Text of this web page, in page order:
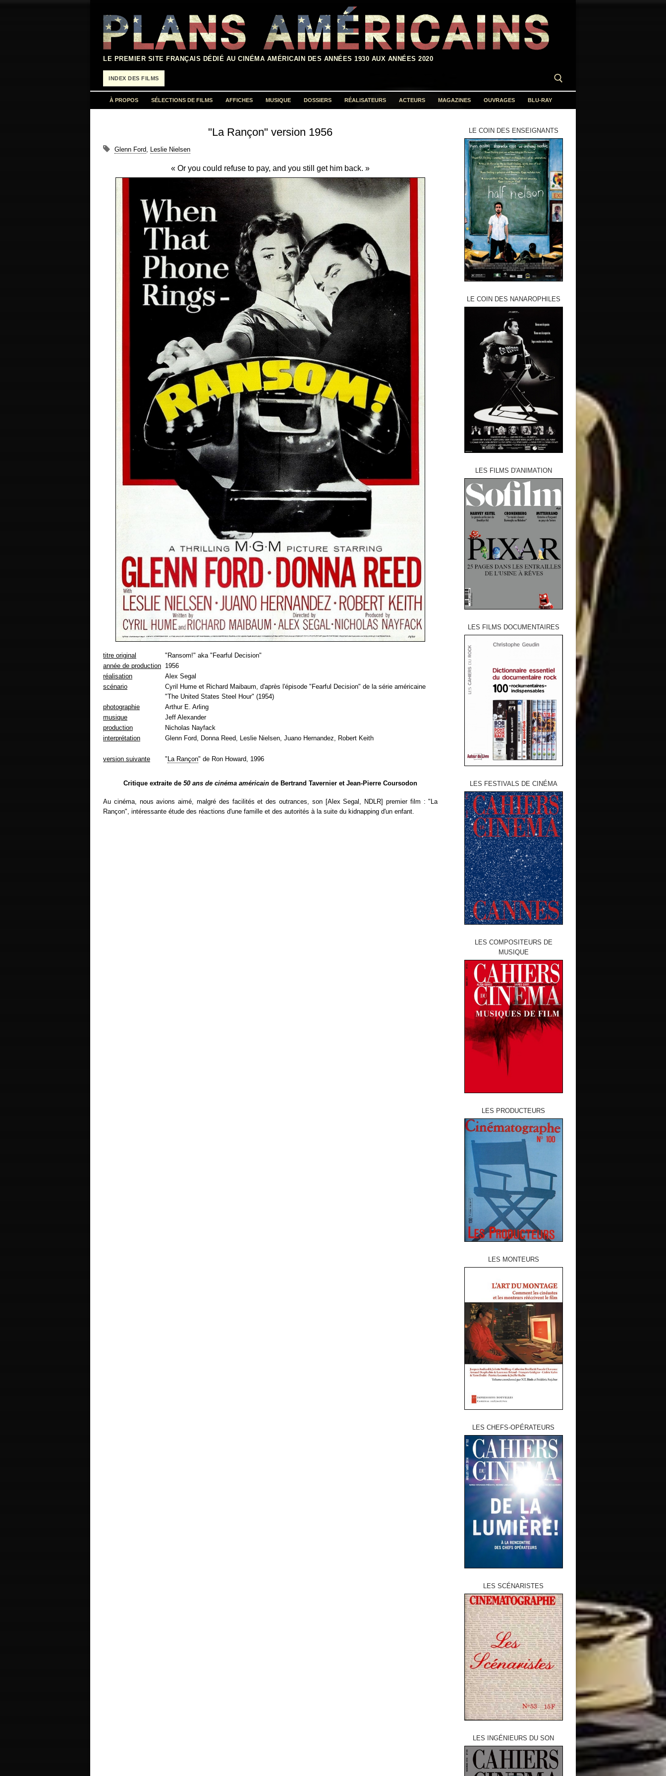
contenu
LE PREMIER SITE FRANÇAIS DÉDIÉ AU CINÉMA AMÉRICAIN DES ANNÉES 1930 AUX ANNÉES 2020
INDEX DES FILMS
À PROPOS SÉLECTIONS DE FILMS AFFICHES MUSIQUE DOSSIERS RÉALISATEURS ACTEURS MAGAZINES OUVRAGES BLU-RAY
"La Rançon" version 1956
Glenn Ford, Leslie Nielsen
« Or you could refuse to pay, and you still get him back. »
titre original
"Ransom!" aka "Fearful Decision"
année de production 1956
réalisation
Alex Segal
scénario
Cyril Hume et Richard Maibaum, d'après l'épisode "Fearful Decision" de la série américaine
"The United States Steel Hour" (1954)
photographie
Arthur E. Arling
musique
Jeff Alexander
production
Nicholas Nayfack
interprétation
Glenn Ford, Donna Reed, Leslie Nielsen, Juano Hernandez, Robert Keith
version suivante " La Rançon" de Ron Howard, 1996
Critique extraite de50 ans de cinéma américain de Bertrand Tavernier et Jean-Pierre Coursodon
Au cinéma, nous avions aimé, malgré des facilités et des outrances, son [Alex Segal, NDLR] premier film : "La
Rançon", intéressante étude des réactions d'une famille et des autorités à la suite du kidnapping d'un enfant.
LE COIN DES ENSEIGNANTS
LE COIN DES NANAROPHILES
LES FILMS D'ANIMATION
LES FILMS DOCUMENTAIRES
LES FESTIVALS DE CINÉMA
LES COMPOSITEURS DE
MUSIQUE
LES PRODUCTEURS
LES MONTEURS
LES CHEFS-OPÉRATEURS
LES SCÉNARISTES
LES INGÉNIEURS DU SON